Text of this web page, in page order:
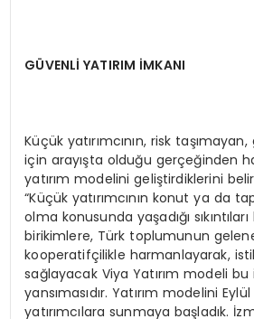
GÜVENLİ YATIRIM İMKANI
Küçük yatırımcının, risk
için arayışta olduğu gerçeğinden
yatırım modelini geliştirdiklerini
“Küçük yatırımcının konut ya da
olma konusunda yaşadığı
birikimlere, Türk toplumunun
kooperatifçilikle harmanlayarak,
sağlayacak Viya Yatırım modeli bu
yansımasıdır. Yatırım modelini
yatırımcılara sunmaya başladık.